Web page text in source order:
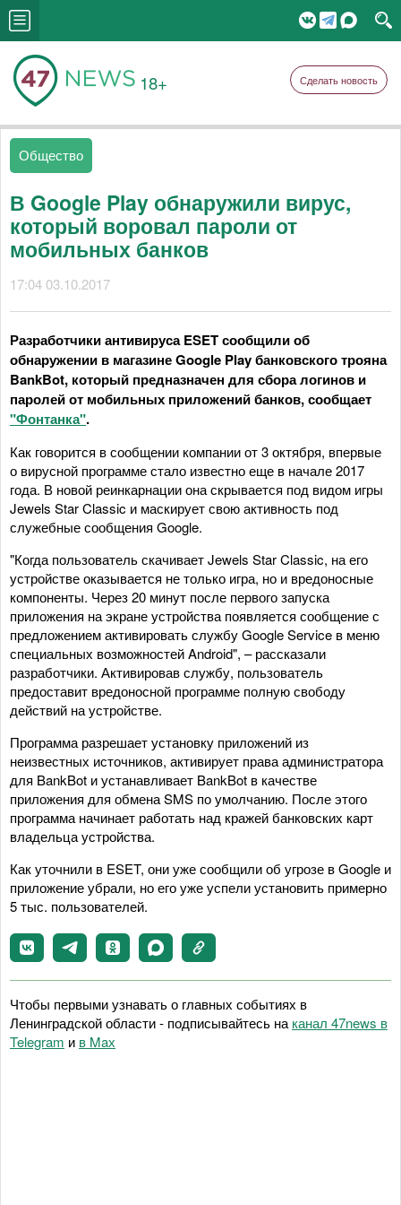
18+ Сделать новость
Общество
В Google Play обнаружили вирус,
который воровал пароли от
мобильных банков
17:04 03.10.2017
Разработчики антивируса ESET сообщили об
обнаружении в магазине Google Play банковского трояна
BankBot, который предназначен для сбора логинов и
паролей от мобильных приложений банков, сообщает
"Фонтанка".
Как говорится в сообщении компании от 3 октября, впервые
о вирусной программе стало известно еще в начале 2017
года. В новой реинкарнации она скрывается под видом игры
Jewels Star Classic и маскирует свою активность под
служебные сообщения Google.
"Когда пользователь скачивает Jewels Star Classic, на его
устройстве оказывается не только игра, но и вредоносные
компоненты. Через 20 минут после первого запуска
приложения на экране устройства появляется сообщение с
предложением активировать службу Google Service в меню
специальных возможностей Android", – рассказали
разработчики. Активировав службу, пользователь
предоставит вредоносной программе полную свободу
действий на устройстве.
Программа разрешает установку приложений из
неизвестных источников, активирует права администратора
для BankBot и устанавливает BankBot в качестве
приложения для обмена SMS по умолчанию. После этого
программа начинает работать над кражей банковских карт
владельца устройства.
Как уточнили в ESET, они уже сообщили об угрозе в Google и
приложение убрали, но его уже успели установить примерно
5 тыс. пользователей.
Чтобы первыми узнавать о главных событиях в
Ленинградской области - подписывайтесь на канал 47news в
Telegram и в Maх